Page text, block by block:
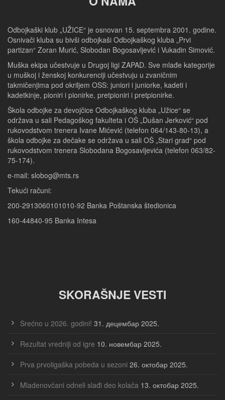
Odbojkaški klub „UŽICE“ je osnovan 15. septembra 2001. godine.
Osnivači kluba su bivši odbojkaši Odbojkaškog kluba „Prvi
partizan“ Zoran Murić, Slobodan Bogosavljević i Vukadin Simović.
Muška ekipa učestvuje u Drugoj ligi ZAPAD. Sve mlađe kategorije
u muškoj i ženskoj konkurenciji učestvuju u zvaničnim
takmičenjima pod okriljem OSS: juniori i juniorke, kadeti i
kadetkinje, pioniri i pionirke, pretpioniri i pretpionirke.
Škola odbojke za devojčice Odbojkaškog kluba „Užice“ se
održava u sali Pedagoškog fakulteta i OŠ „Dušan Jerković“ pod
rukovodstvom trenera Ivane Mićević (telefon 064/143-80-13), a
škola odbojke za dečake se održava u sali OŠ „Stari grad“ pod
rukovodstvom trenera Slobodana Bogosavljevića (telefon 063/82-
75-174).
e-mail: slobog@mts.rs
Tekući računi:
200-2913060101010-92 Banka Poštanska štedionica
160-44840-95 Banka Intesa
SKORAŠNJE VESTI
Srećno u 2026. godini! 31. децембар 2025.
Rezultat vredniji od igre 10. новембар 2025.
Prva prvoligaška pobeda u sezoni 26. октобар 2025.
Mladenovčani odneli slađi deo kolača 13. октобар 2025.